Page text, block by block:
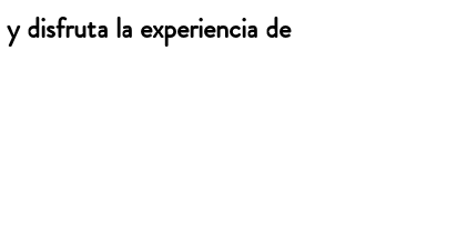
y disfruta la experiencia de